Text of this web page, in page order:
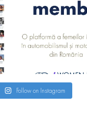
Follow on Instagram